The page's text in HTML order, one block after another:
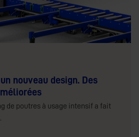
nouveau design. Des
de poutres à usage intensif a fait